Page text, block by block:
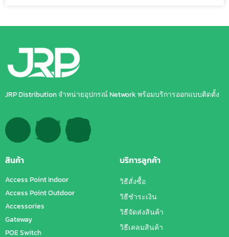
JRP Distribution จำหน่ายอุปกรณ์ Network พร้อมบริการออกแบบติดตั้ง
สินค้า
Access Point Indoor
Access Point Outdoor
Accessories
Gateway
POE Switch
บริการลูกค้า
วิธีสั่งซื้อ
วิธีชำระเงิน
วิธีจัดส่งสินค้า
วิธีเคลมสินค้า